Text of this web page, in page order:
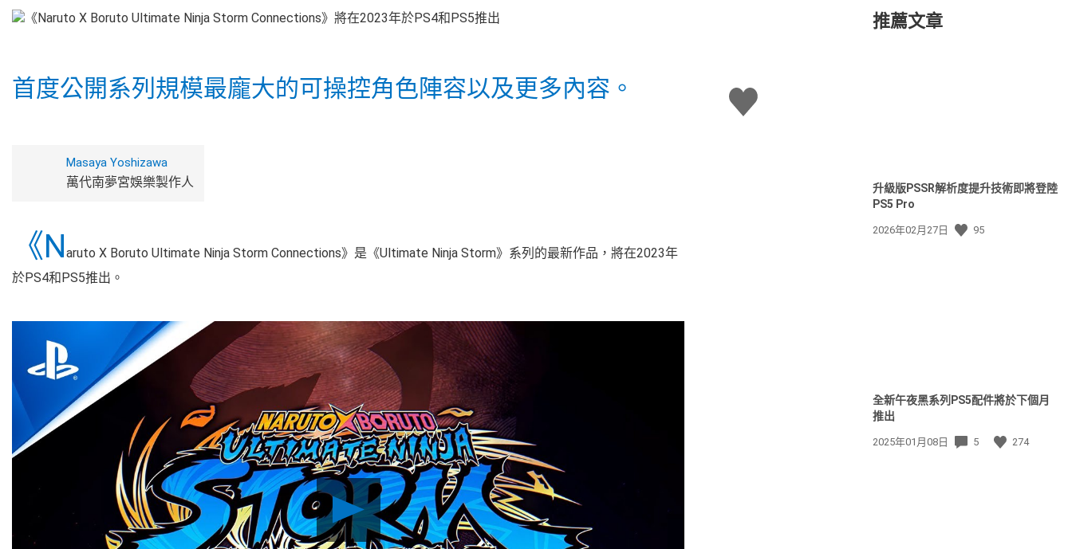
讚
首度公開系列規模最龐大的可操控角色陣容以及更多內容。
Masaya Yoshizawa
萬代南夢宮娛樂製作人
《Naruto X Boruto Ultimate Ninja Storm Connections》是《Ultimate Ninja Storm》系列的最新作品，將在2023年
於PS4和PS5推出。
Play
Video
推薦文章
升級版PSSR解析度提升技術即將登陸
PS5 Pro
發
2026年02月27日 95
全新午夜黑系列PS5配件將於下個月
推出
發
2025年01月08日 5 274